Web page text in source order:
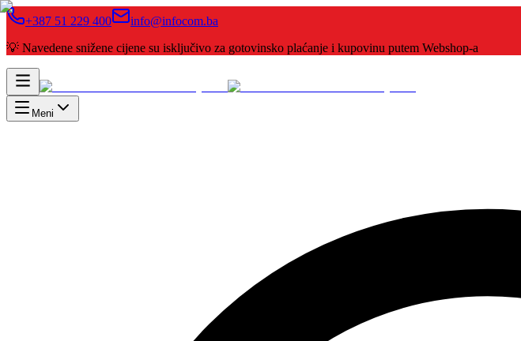
+387 51 229 400
info@infocom.ba
💡 Navedene snižene cijene su isključivo za gotovinsko plaćanje i kupovinu putem Webshop-a
Meni